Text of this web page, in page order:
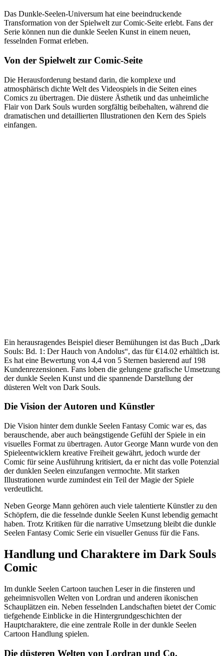
Das Dunkle-Seelen-Universum hat eine beeindruckende
Transformation von der Spielwelt zur Comic-Seite erlebt. Fans der
Serie können nun die dunkle Seelen Kunst in einem neuen,
fesselnden Format erleben.
Von der Spielwelt zur Comic-Seite
Die Herausforderung bestand darin, die komplexe und
atmosphärisch dichte Welt des Videospiels in die Seiten eines
Comics zu übertragen. Die düstere Ästhetik und das unheimliche
Flair von Dark Souls wurden sorgfältig beibehalten, während die
dramatischen und detaillierten Illustrationen den Kern des Spiels
einfangen.
Ein herausragendes Beispiel dieser Bemühungen ist das Buch „Dark
Souls: Bd. 1: Der Hauch von Andolus“, das für €14.02 erhältlich ist.
Es hat eine Bewertung von 4,4 von 5 Sternen basierend auf 198
Kundenrezensionen. Fans loben die gelungene grafische Umsetzung
der dunkle Seelen Kunst und die spannende Darstellung der
düsteren Welt von Dark Souls.
Die Vision der Autoren und Künstler
Die Vision hinter dem dunkle Seelen Fantasy Comic war es, das
berauschende, aber auch beängstigende Gefühl der Spiele in ein
visuelles Format zu übertragen. Autor George Mann wurde von den
Spieleentwicklern kreative Freiheit gewährt, jedoch wurde der
Comic für seine Ausführung kritisiert, da er nicht das volle Potenzial
der dunklen Seelen einzufangen vermochte. Mit starken
Illustrationen wurde zumindest ein Teil der Magie der Spiele
verdeutlicht.
Neben George Mann gehören auch viele talentierte Künstler zu den
Schöpfern, die die fesselnde dunkle Seelen Kunst lebendig gemacht
haben. Trotz Kritiken für die narrative Umsetzung bleibt die dunkle
Seelen Fantasy Comic Serie ein visueller Genuss für die Fans.
Handlung und Charaktere im Dark Souls
Comic
Im dunkle Seelen Cartoon tauchen Leser in die finsteren und
geheimnisvollen Welten von Lordran und anderen ikonischen
Schauplätzen ein. Neben fesselnden Landschaften bietet der Comic
tiefgehende Einblicke in die Hintergrundgeschichten der
Hauptcharaktere, die eine zentrale Rolle in der dunkle Seelen
Cartoon Handlung spielen.
Die düsteren Welten von Lordran und Co.